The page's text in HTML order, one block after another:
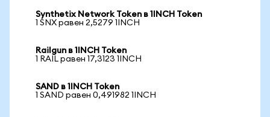
Synthetix Network Token в 1INCH Token
1 SNX равен 2,5279 1INCH
Railgun в 1INCH Token
1 RAIL равен 17,3123 1INCH
SAND в 1INCH Token
1 SAND равен 0,491982 1INCH